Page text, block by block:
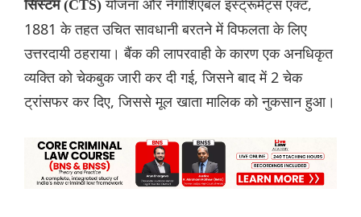
सिस्टम (CTS) योजना और नेगोशिएबल इंस्ट्रूमेंट्स एक्ट,
1881 के तहत उचित सावधानी बरतने में विफलता के लिए
उत्तरदायी ठहराया। बैंक की लापरवाही के कारण एक अनधिकृत
व्यक्ति को चेकबुक जारी कर दी गई, जिसने बाद में 2 चेक
ट्रांसफर कर दिए, जिससे मूल खाता मालिक को नुकसान हुआ।